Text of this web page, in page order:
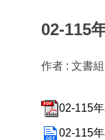
02-115
作者 :文書
02-115
02-115